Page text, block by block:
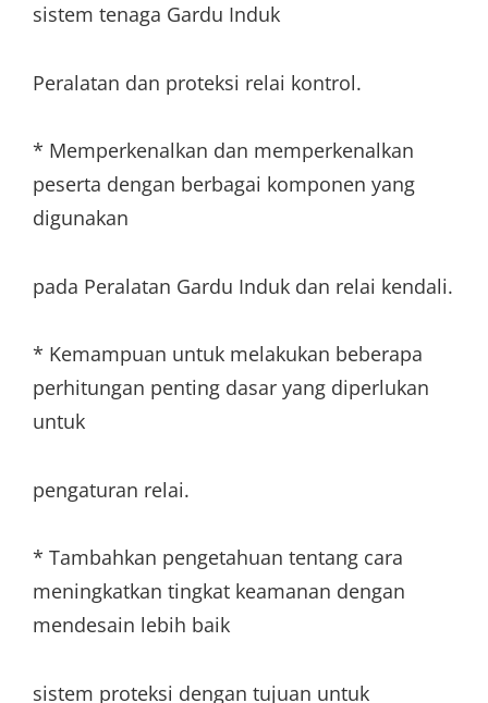
sistem tenaga Gardu Induk
Peralatan dan proteksi relai kontrol.
* Memperkenalkan dan memperkenalkan
peserta dengan berbagai komponen yang
digunakan
pada Peralatan Gardu Induk dan relai kendali.
* Kemampuan untuk melakukan beberapa
perhitungan penting dasar yang diperlukan
untuk
pengaturan relai.
* Tambahkan pengetahuan tentang cara
meningkatkan tingkat keamanan dengan
mendesain lebih baik
sistem proteksi dengan tujuan untuk